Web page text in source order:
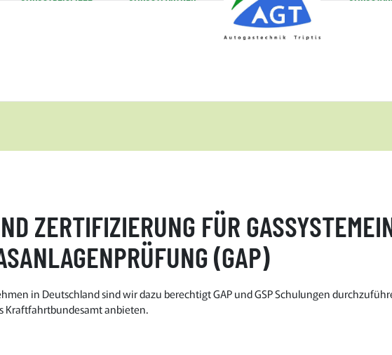
ZERTIFIZIERUNG FÜR
(GAP)
in Deutschland sind wir dazu berechtigt GAP und GSP Schulungen
Kraftfahrtbundesamt anbieten.